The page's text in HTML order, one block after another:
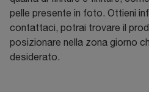
pelle presente in foto. Ottieni
contattaci, potrai trovare il
posizionare nella zona giorno
desiderato.